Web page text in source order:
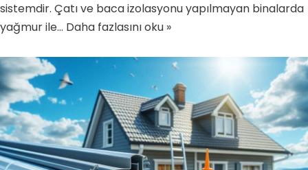
sistemdir. Çatı ve baca izolasyonu yapılmayan binalarda
yağmur ile… Daha fazlasını oku »